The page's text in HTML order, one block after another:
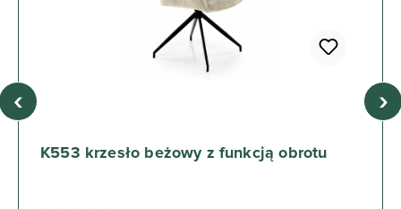
K553 krzesło beżowy z funkcją obrotu
‹ ›